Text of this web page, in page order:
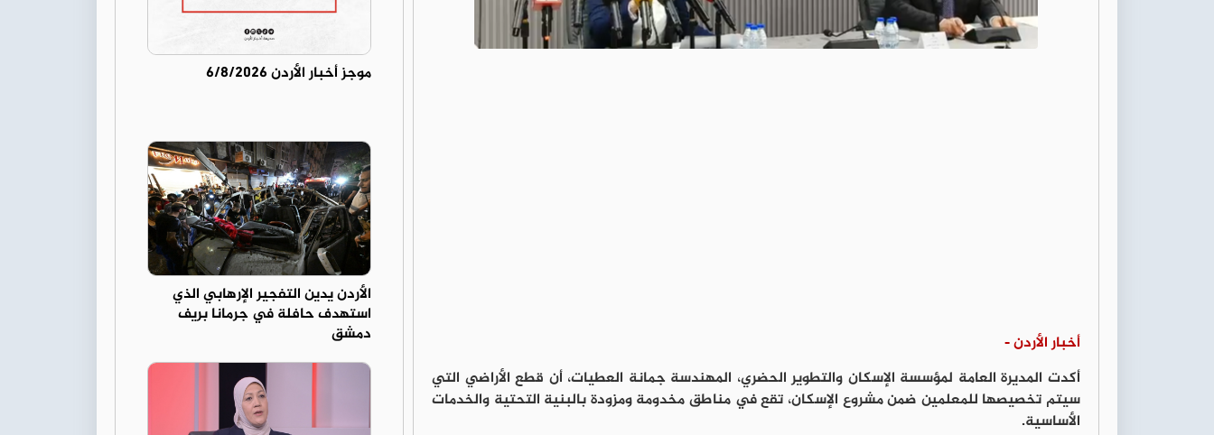
أخبار الأردن -
أكدت المديرة العامة لمؤسسة الإسكان والتطوير الحضري، المهندسة جمانة العطيات، أن قطع الأراضي التي
سيتم تخصيصها للمعلمين ضمن مشروع الإسكان، تقع في مناطق مخدومة ومزودة بالبنية التحتية والخدمات
الأساسية.
موجز أخبار الأردن 6/8/2026
الأردن يدين التفجير الإرهابي الذي
استهدف حافلة في جرمانا بريف
دمشق